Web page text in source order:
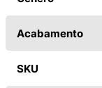
Acabamento
SKU